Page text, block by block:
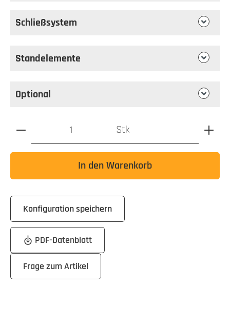
Schließsystem
Standelemente
Optional
Produkt Anzahl: Gib den gewünschten Wert ein oder
Stk
In den Warenkorb
Konfiguration speichern
PDF-Datenblatt
Frage zum Artikel